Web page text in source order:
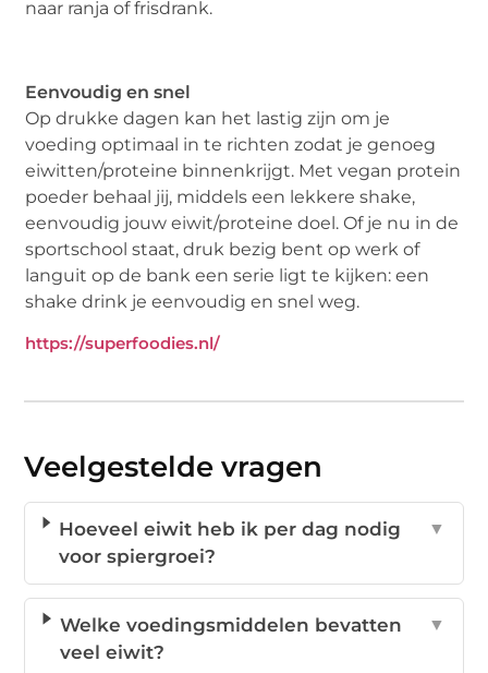
naar ranja of frisdrank.
Eenvoudig en snel
Op drukke dagen kan het lastig zijn om je
voeding optimaal in te richten zodat je genoeg
eiwitten/proteine binnenkrijgt. Met vegan protein
poeder behaal jij, middels een lekkere shake,
eenvoudig jouw eiwit/proteine doel. Of je nu in de
sportschool staat, druk bezig bent op werk of
languit op de bank een serie ligt te kijken: een
shake drink je eenvoudig en snel weg.
https://superfoodies.nl/
Veelgestelde vragen
Hoeveel eiwit heb ik per dag nodig
voor spiergroei?
▼
Welke voedingsmiddelen bevatten
veel eiwit?
▼